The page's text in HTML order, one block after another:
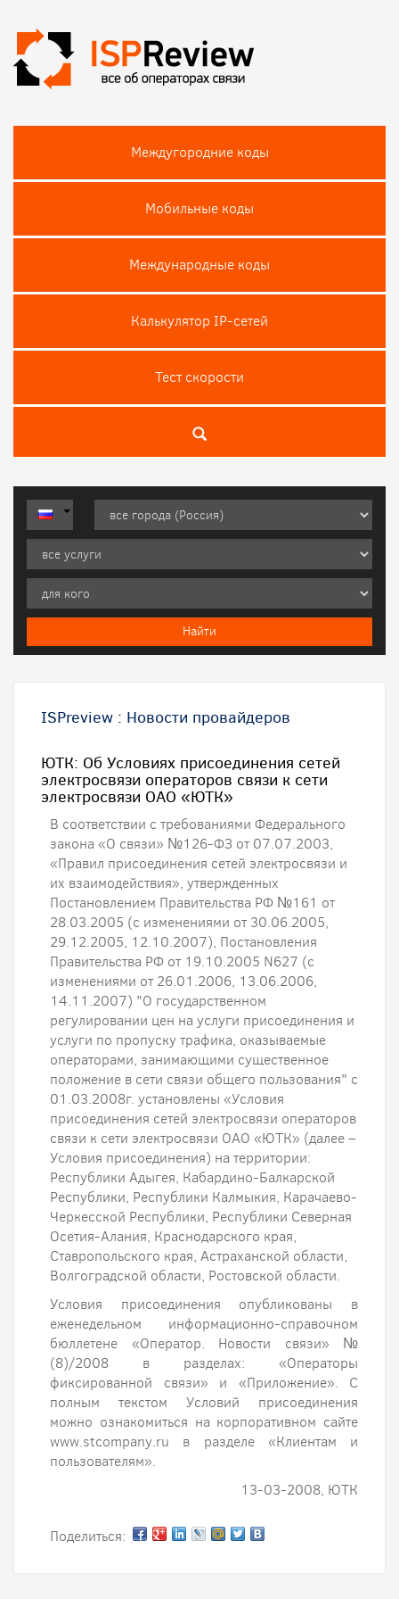
Междугородние коды
Мобильные коды
Международные коды
Калькулятор IP-сетей
Тест скороcти
ISPreview : Новости провайдеров
ЮТК: Об Условиях присоединения сетей
электросвязи операторов связи к сети
электросвязи ОАО «ЮТК»
В соответствии с требованиями Федерального
закона «О связи» №126-ФЗ от 07.07.2003,
«Правил присоединения сетей электросвязи и
их взаимодействия», утвержденных
Постановлением Правительства РФ №161 от
28.03.2005 (с изменениями от 30.06.2005,
29.12.2005, 12.10.2007), Постановления
Правительства РФ от 19.10.2005 N627 (с
изменениями от 26.01.2006, 13.06.2006,
14.11.2007) "О государственном
регулировании цен на услуги присоединения и
услуги по пропуску трафика, оказываемые
операторами, занимающими существенное
положение в сети связи общего пользования" с
01.03.2008г. установлены «Условия
присоединения сетей электросвязи операторов
связи к сети электросвязи ОАО «ЮТК» (далее –
Условия присоединения) на территории:
Республики Адыгея, Кабардино-Балкарской
Республики, Республики Калмыкия, Карачаево-
Черкесской Республики, Республики Северная
Осетия-Алания, Краснодарского края,
Ставропольского края, Астраханской области,
Волгоградской области, Ростовской области.
Условия присоединения опубликованы в
еженедельном информационно-справочном
бюллетене «Оператор. Новости связи» №
(8)/2008 в разделах: «Операторы
фиксированной связи» и «Приложение». С
полным текстом Условий присоединения
можно ознакомиться на корпоративном сайте
www.stcompany.ru в разделе «Клиентам и
пользователям».
13-03-2008, ЮТК
Поделиться: